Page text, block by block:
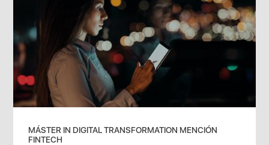
MÁSTER IN DIGITAL TRANSFORMATION MENCIÓN
FINTECH